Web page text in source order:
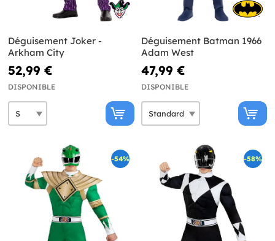
Déguisement Joker -
Arkham City
52,99 €
DISPONIBLE
Déguisement Batman 1966
Adam West
47,99 €
DISPONIBLE
-54% -58%